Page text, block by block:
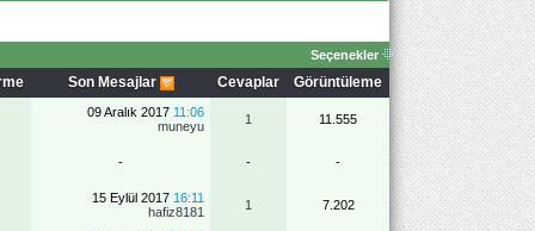
Seçenekler
Son Mesajlar Cevaplar
Görüntüleme
09 Aralık 2017 11:06
muneyu
1 11.555
- - -
15 Eylül 2017 16:11
hafiz8181
1 7.202